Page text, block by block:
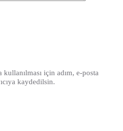
için adım, e-posta
kaydedilsin.